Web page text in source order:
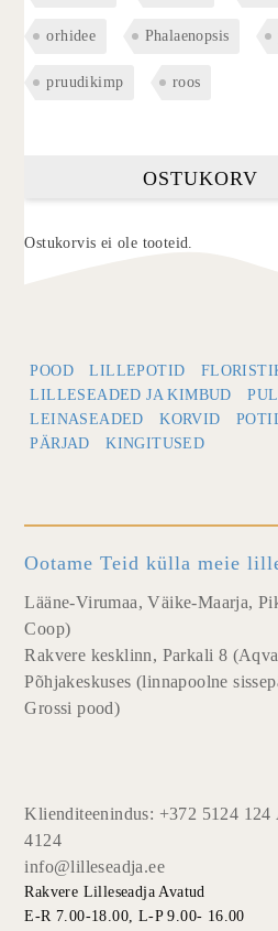
orhidee Phalaenopsis
pruudikimp roos
OSTUKORV
Ostukorvis ei ole tooteid.
POOD LILLEPOTID
LILLESEADED JA KIMBUD
LEINASEADED
KORVID
PÄRJAD
KINGITUSED
Ootame Teid külla meie
Lääne-Virumaa, Väike-Maarja,
Coop)
Rakvere kesklinn, Parkali 8
Põhjakeskuses (linnapoolne
Grossi pood)
Klienditeenindus: +372 5124
4124
info@lilleseadja.ee
Rakvere Lilleseadja Avatud
E-R 7.00-18.00, L-P 9.00- 16.00